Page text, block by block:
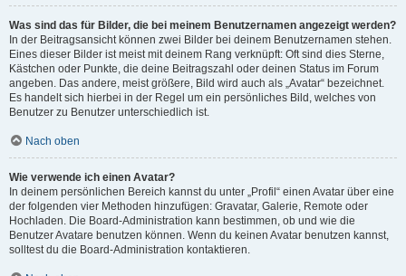
Was sind das für Bilder, die bei meinem Benutzernamen angezeigt werden?
In der Beitragsansicht können zwei Bilder bei deinem Benutzernamen stehen.
Eines dieser Bilder ist meist mit deinem Rang verknüpft: Oft sind dies Sterne,
Kästchen oder Punkte, die deine Beitragszahl oder deinen Status im Forum
angeben. Das andere, meist größere, Bild wird auch als „Avatar“ bezeichnet.
Es handelt sich hierbei in der Regel um ein persönliches Bild, welches von
Benutzer zu Benutzer unterschiedlich ist.
Nach oben
Wie verwende ich einen Avatar?
In deinem persönlichen Bereich kannst du unter „Profil“ einen Avatar über eine
der folgenden vier Methoden hinzufügen: Gravatar, Galerie, Remote oder
Hochladen. Die Board-Administration kann bestimmen, ob und wie die
Benutzer Avatare benutzen können. Wenn du keinen Avatar benutzen kannst,
solltest du die Board-Administration kontaktieren.